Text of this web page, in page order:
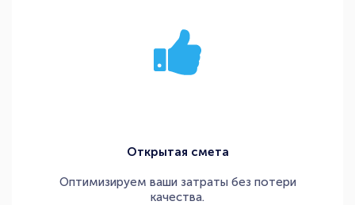
Открытая смета
Оптимизируем ваши затраты без потери
качества.